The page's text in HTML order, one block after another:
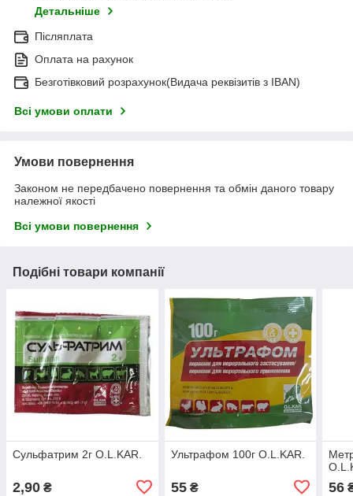
Детальніше
Післяплата
Оплата на рахунок
Безготівковий розрахунок(Видача реквізитів з IBAN)
Всі умови оплати
Умови повернення
Законом не передбачено повернення та обмін даного товару
належної якості
Всі умови повернення
Подібні товари компанії
Сульфатрим 2г O.L.KAR.
2,90 ₴
Ультрафом 100г O.L.KAR.
55₴ 56